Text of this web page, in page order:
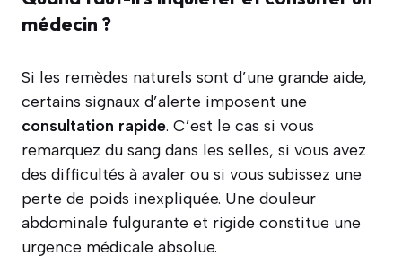
médecin ?
Si les remèdes naturels sont d’une grande aide,
certains signaux d’alerte imposent une
consultation rapide. C’est le cas si vous
remarquez du sang dans les selles, si vous avez
des difficultés à avaler ou si vous subissez une
perte de poids inexpliquée. Une douleur
abdominale fulgurante et rigide constitue une
urgence médicale absolue.